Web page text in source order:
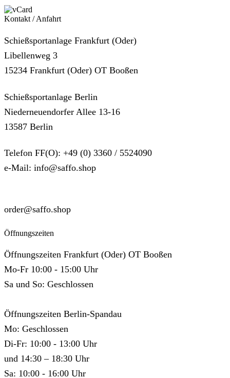
Kontakt / Anfahrt
Schießsportanlage Frankfurt (Oder)
Libellenweg 3
15234 Frankfurt (Oder) OT Booßen
Schießsportanlage Berlin
Niederneuendorfer Allee 13-16
13587 Berlin
Telefon FF(O): +49 (0) 3360 / 5524090
e-Mail: info@saffo.shop
order@saffo.shop
Öffnungszeiten
Öffnungszeiten Frankfurt (Oder) OT Booßen
Mo-Fr 10:00 - 15:00 Uhr
Sa und So: Geschlossen
Öffnungszeiten Berlin-Spandau
Mo: Geschlossen
Di-Fr: 10:00 - 13:00 Uhr
und 14:30 – 18:30 Uhr
Sa: 10:00 - 16:00 Uhr